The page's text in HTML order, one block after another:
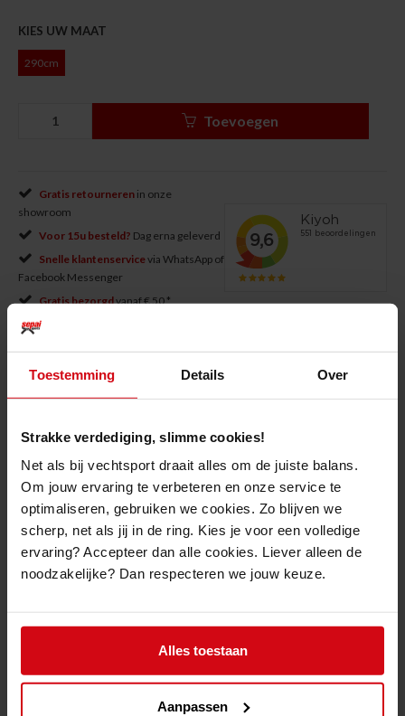
Toestemming Details Over
Strakke verdediging, slimme cookies!
Net als bij vechtsport draait alles om de juiste balans.
Om jouw ervaring te verbeteren en onze service te
optimaliseren, gebruiken we cookies. Zo blijven we
scherp, net als jij in de ring. Kies je voor een volledige
ervaring? Accepteer dan alle cookies. Liever alleen de
noodzakelijke? Dan respecteren we jouw keuze.
Alles toestaan
Aanpassen
KIES UW MAAT
290cm
Toevoegen
Gratis retourneren in onze
showroom
Voor 15u besteld? Dag erna geleverd
Snelle klantenservicevia WhatsApp of
Facebook Messenger
Gratis bezorgdvanaf € 50 *
Productomschrijving
DeArawaza Obi Standaard (2 kleuren)is vervaardigd uit 100% duurzaam
DeArawaza Obi Standaard (2 kleuren)is verkrijgbaar in verschillende
100% Katoen
4cm breedte
Gelijkaardige producten